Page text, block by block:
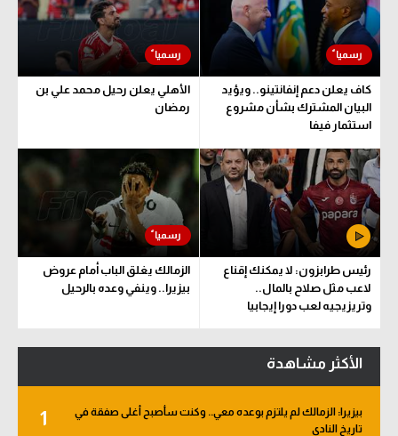
كاف يعلن دعم إنفانتينو.. ويؤيد
البيان المشترك بشأن مشروع
استثمار فيفا
الأهلي يعلن رحيل محمد علي بن
رمضان
رئيس طرابزون: لا يمكنك إقناع
لاعب مثل صلاح بالمال..
وتريزيجيه لعب دورا إيجابيا
الزمالك يغلق الباب أمام عروض
بيزيرا.. وينفي وعده بالرحيل
الأكثر مشاهدة
1
بيزيرا: الزمالك لم يلتزم بوعده معي.. وكنت سأصبح أغلى صفقة في
تاريخ النادي